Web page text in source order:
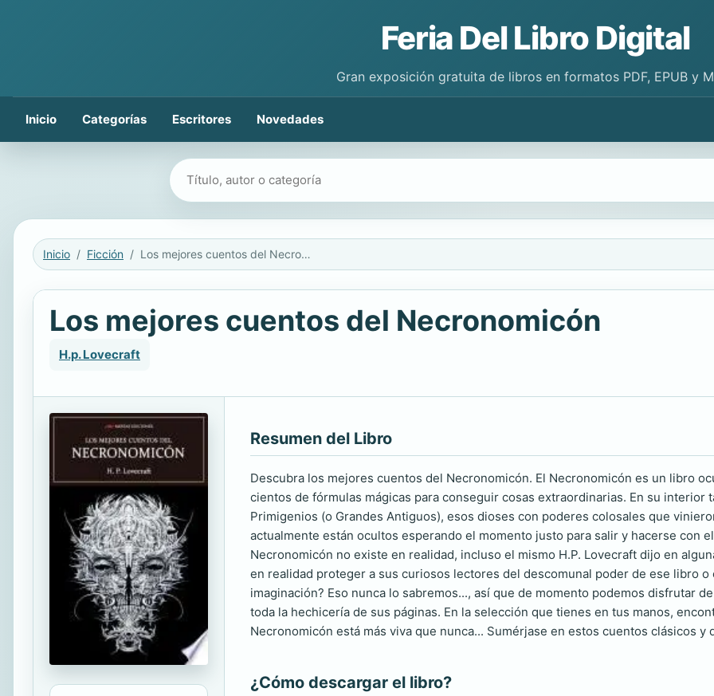
Feria Del Libro Digital
Gran exposición gratuita de libros en formatos PDF, EPUB y
Inicio Categorías Escritores Novedades
Buscar libros
Inicio Ficción Los mejores cuentos del Necronomicón
Los mejores cuentos del Necronomicón
H.p. Lovecraft
Resumen del Libro
Descubra los mejores cuentos del Necronomicón. El Necronomicón es un libro
cientos de fórmulas mágicas para conseguir cosas extraordinarias. En su
Primigenios (o Grandes Antiguos), esos dioses con poderes colosales que
actualmente están ocultos esperando el momento justo para salir y hacerse con
Necronomicón no existe en realidad, incluso el mismo H.P. Lovecraft dijo en
en realidad proteger a sus curiosos lectores del descomunal poder de ese libro
imaginación? Eso nunca lo sabremos..., así que de momento podemos disfrutar
toda la hechicería de sus páginas. En la selección que tienes en tus manos,
Necronomicón está más viva que nunca... Sumérjase en estos cuentos clásicos
¿Cómo descargar el libro?